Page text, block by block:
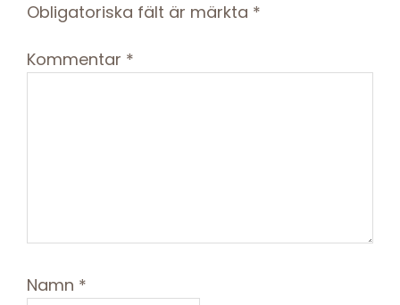
Obligatoriska fält är märkta *
Kommentar *
Namn *